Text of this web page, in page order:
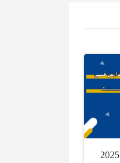
تقويم المدارس في الكويت 2025